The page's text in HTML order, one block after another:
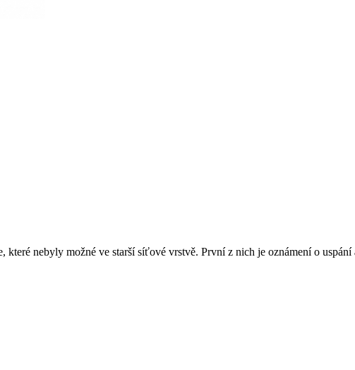
nebyly možné ve starší síťové vrstvě. První z nich je oznámení o uspání